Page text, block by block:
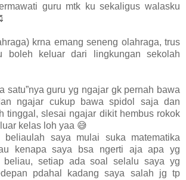
guru mtk ku sekaligus walasku
krna emang seneng olahraga, trus
boleh keluar dari lingkungan sekolah
satu”nya guru yg ngajar gk pernah bawa
ngajar cukup bawa spidol saja dan
tinggal, slesai ngajar dikit hembus rokok
kelas loh yaa 😅
saya mulai suka matematika
kenapa saya bsa ngerti aja apa yg
beliau, setiap ada soal selalu saya yg
pdahal kadang saya salah jg tp